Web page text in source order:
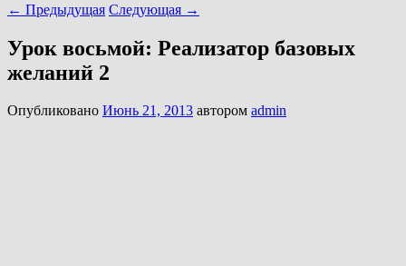
← Предыдущая Следующая →
Урок восьмой: Реализатор базовых
желаний 2
Опубликовано Июнь 21, 2013 автором admin